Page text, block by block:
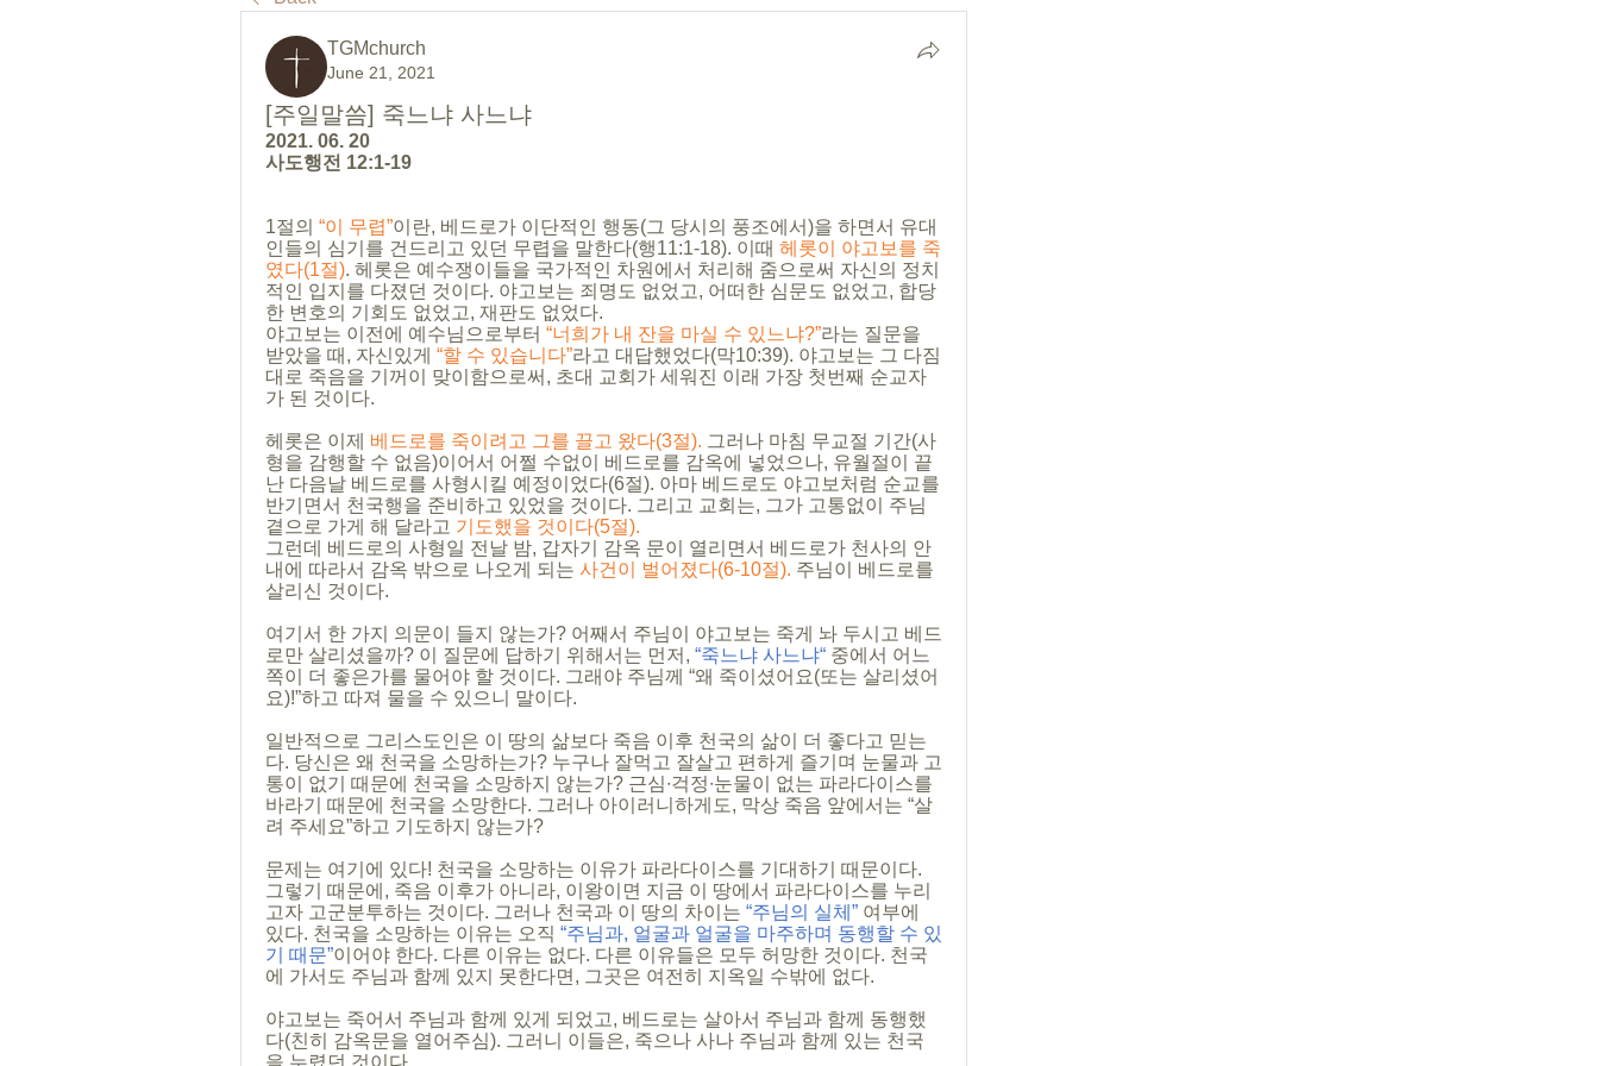
TGMchurch
June 21, 2021
[주일말씀] 죽느냐 사느냐
2021. 06. 20
사도행전 12:1-19
1절의 “이 무렵”이란, 베드로가 이단적인 행동(그 당시의 풍조에서)을 하면서 유대
인들의 심기를 건드리고 있던 무렵을 말한다(행11:1-18). 이때 헤롯이 야고보를 죽
였다(1절). 헤롯은 예수쟁이들을 국가적인 차원에서 처리해 줌으로써 자신의 정치
적인 입지를 다졌던 것이다. 야고보는 죄명도 없었고, 어떠한 심문도 없었고, 합당
한 변호의 기회도 없었고, 재판도 없었다.
야고보는 이전에 예수님으로부터 “너희가 내 잔을 마실 수 있느냐?”라는 질문을
받았을 때, 자신있게 “할 수 있습니다”라고 대답했었다(막10:39). 야고보는 그 다짐
대로 죽음을 기꺼이 맞이함으로써, 초대 교회가 세워진 이래 가장 첫번째 순교자
가 된 것이다.
헤롯은 이제 베드로를 죽이려고 그를 끌고 왔다(3절). 그러나 마침 무교절 기간(사
형을 감행할 수 없음)이어서 어쩔 수없이 베드로를 감옥에 넣었으나, 유월절이 끝
난 다음날 베드로를 사형시킬 예정이었다(6절). 아마 베드로도 야고보처럼 순교를
반기면서 천국행을 준비하고 있었을 것이다. 그리고 교회는, 그가 고통없이 주님
곁으로 가게 해 달라고 기도했을 것이다(5절).
그런데 베드로의 사형일 전날 밤, 갑자기 감옥 문이 열리면서 베드로가 천사의 안
내에 따라서 감옥 밖으로 나오게 되는 사건이 벌어졌다(6-10절). 주님이 베드로를
살리신 것이다.
여기서 한 가지 의문이 들지 않는가? 어째서 주님이 야고보는 죽게 놔 두시고 베드
로만 살리셨을까? 이 질문에 답하기 위해서는 먼저, “죽느냐 사느냐“ 중에서 어느
쪽이 더 좋은가를 물어야 할 것이다. 그래야 주님께 “왜 죽이셨어요(또는 살리셨어
요)!”하고 따져 물을 수 있으니 말이다.
일반적으로 그리스도인은 이 땅의 삶보다 죽음 이후 천국의 삶이 더 좋다고 믿는
다. 당신은 왜 천국을 소망하는가? 누구나 잘먹고 잘살고 편하게 즐기며 눈물과 고
통이 없기 때문에 천국을 소망하지 않는가? 근심∙걱정∙눈물이 없는 파라다이스를
바라기 때문에 천국을 소망한다. 그러나 아이러니하게도, 막상 죽음 앞에서는 “살
려 주세요”하고 기도하지 않는가?
문제는 여기에 있다! 천국을 소망하는 이유가 파라다이스를 기대하기 때문이다.
그렇기 때문에, 죽음 이후가 아니라, 이왕이면 지금 이 땅에서 파라다이스를 누리
고자 고군분투하는 것이다. 그러나 천국과 이 땅의 차이는 “주님의 실체” 여부에
있다. 천국을 소망하는 이유는 오직 “주님과, 얼굴과 얼굴을 마주하며 동행할 수 있
기 때문”이어야 한다. 다른 이유는 없다. 다른 이유들은 모두 허망한 것이다. 천국
에 가서도 주님과 함께 있지 못한다면, 그곳은 여전히 지옥일 수밖에 없다.
야고보는 죽어서 주님과 함께 있게 되었고, 베드로는 살아서 주님과 함께 동행했
다(친히 감옥문을 열어주심). 그러니 이들은, 죽으나 사나 주님과 함께 있는 천국
을 누렸던 것이다.